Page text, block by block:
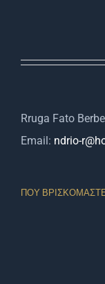
Rruga Fato
Email: ndrio-
ΠΟΥ